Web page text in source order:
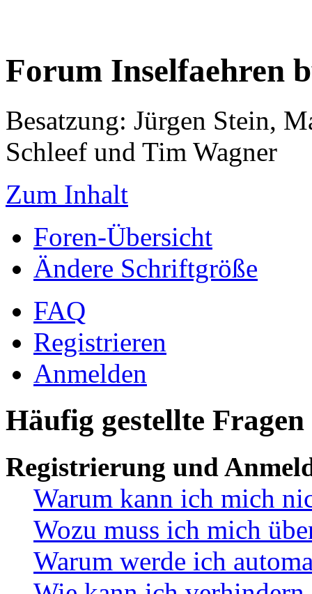
Forum Inselfaehren
Besatzung: Jürgen Stein,
Schleef und Tim Wagner
Zum Inhalt
Foren-Übersicht
Ändere Schriftgröße
FAQ
Registrieren
Anmelden
Häufig gestellte Fragen
Registrierung und
Warum kann ich mich
Wozu muss ich mich
Warum werde ich